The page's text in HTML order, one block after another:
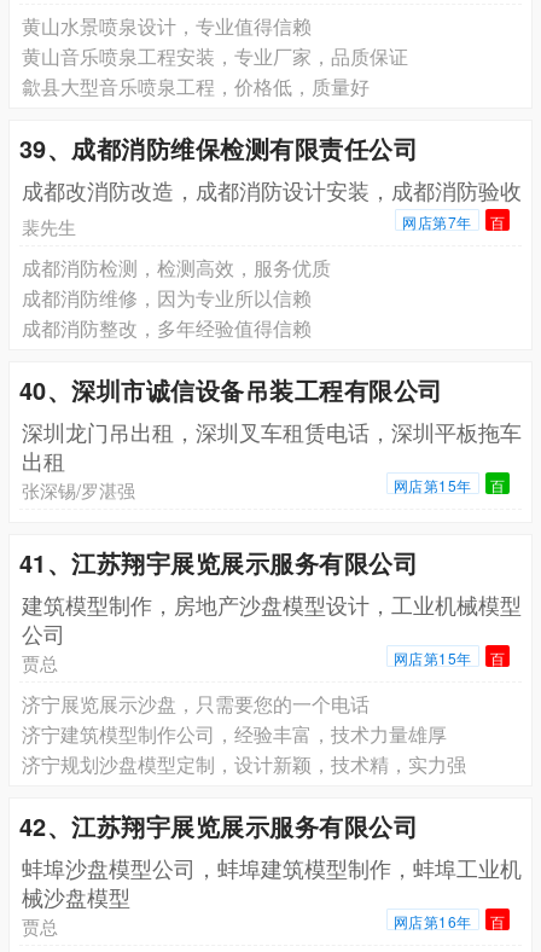
黄山水景喷泉设计，专业值得信赖
黄山音乐喷泉工程安装，专业厂家，品质保证
歙县大型音乐喷泉工程，价格低，质量好
39、成都消防维保检测有限责任公司
成都改消防改造，成都消防设计安装，成都消防验收
裴先生 网店第7年 百
成都消防检测，检测高效，服务优质
成都消防维修，因为专业所以信赖
成都消防整改，多年经验值得信赖
40、深圳市诚信设备吊装工程有限公司
深圳龙门吊出租，深圳叉车租赁电话，深圳平板拖车
出租
张深锡/罗湛强 网店第15年 百
41、江苏翔宇展览展示服务有限公司
建筑模型制作，房地产沙盘模型设计，工业机械模型
公司
贾总 网店第15年 百
济宁展览展示沙盘，只需要您的一个电话
济宁建筑模型制作公司，经验丰富，技术力量雄厚
济宁规划沙盘模型定制，设计新颖，技术精，实力强
42、江苏翔宇展览展示服务有限公司
蚌埠沙盘模型公司，蚌埠建筑模型制作，蚌埠工业机
械沙盘模型
贾总 网店第16年 百